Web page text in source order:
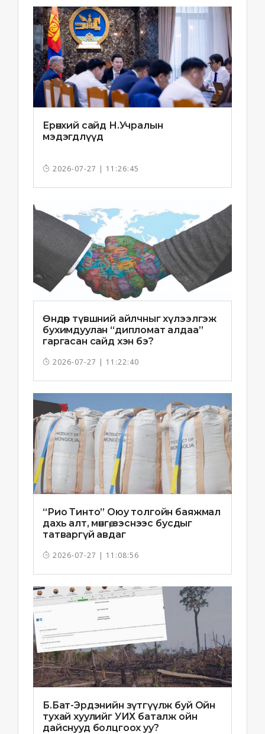
Ерөнхий сайд Н.Учралын
мэдэгдлүүд
2026-07-27 | 11:26:45
Өндөр түвшний айлчныг хүлээлгэж
бухимдуулан “дипломат алдаа”
гаргасан сайд хэн бэ?
2026-07-27 | 11:22:40
“Рио Тинто” Оюу толгойн баяжмал
дахь алт, мөнгө, зэснээс бусдыг
татваргүй авдаг
2026-07-27 | 11:08:56
Б.Бат-Эрдэнийн зүтгүүлж буй Ойн
тухай хуулийг УИХ баталж ойн
дайснууд болцгоох уу?